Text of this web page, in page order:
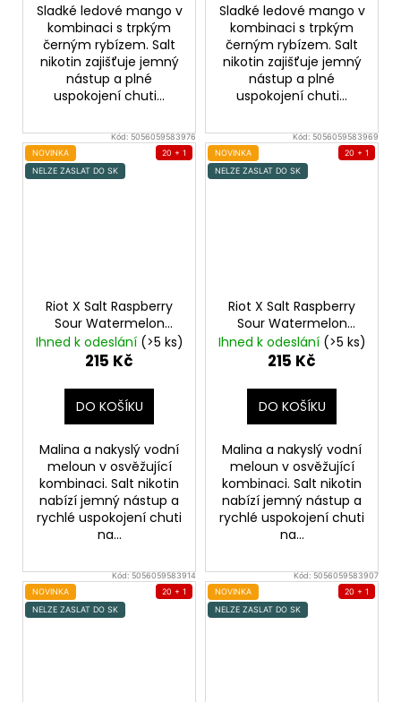
Sladké ledové mango v
kombinaci s trpkým
černým rybízem. Salt
nikotin zajišťuje jemný
nástup a plné
uspokojení chuti...
Sladké ledové mango v
kombinaci s trpkým
černým rybízem. Salt
nikotin zajišťuje jemný
nástup a plné
uspokojení chuti...
Kód:5056059583976
NOVINKA
NELZE ZASLAT DO SK
20 + 1
Riot X Salt Raspberry
Sour Watermelon
20mg Malina a vodní
meloun
Ihned k odeslání (>5 ks)
215 Kč
DO KOŠÍKU
Malina a nakyslý vodní
meloun v osvěžující
kombinaci. Salt nikotin
nabízí jemný nástup a
rychlé uspokojení chuti
na...
Kód:5056059583969
NOVINKA
NELZE ZASLAT DO SK
20 + 1
Riot X Salt Raspberry
Sour Watermelon
10mg Malina a vodní
meloun
Ihned k odeslání (>5 ks)
215 Kč
DO KOŠÍKU
Malina a nakyslý vodní
meloun v osvěžující
kombinaci. Salt nikotin
nabízí jemný nástup a
rychlé uspokojení chuti
na...
Kód:5056059583914
NOVINKA
NELZE ZASLAT DO SK
20 + 1
Kód:5056059583907
NOVINKA
NELZE ZASLAT DO SK
20 + 1